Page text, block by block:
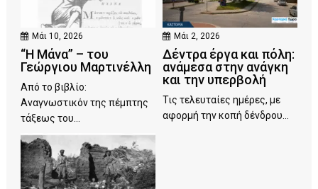
Μάι 10, 2026
“Η Μάνα” – του
Γεώργιου Μαρτινέλλη
Από το βιβλίο:
Αναγνωστικόν της πέμπτης
τάξεως του...
Μάι 2, 2026
Δέντρα έργα και πόλη:
ανάμεσα στην ανάγκη
και την υπερβολή
Τις τελευταίες ημέρες, με
αφορμή την κοπή δένδρου...